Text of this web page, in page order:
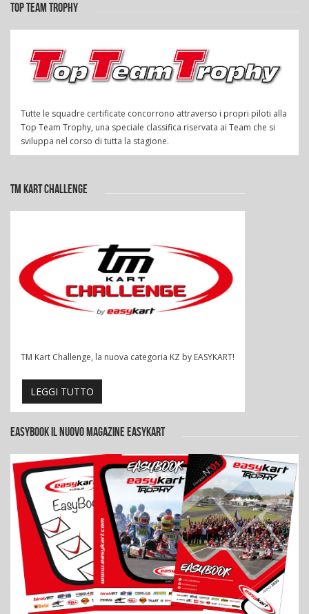
TOP TEAM TROPHY
Tutte le squadre certificate concorrono attraverso i propri piloti alla
Top Team Trophy, una speciale classifica riservata ai Team che si
sviluppa nel corso di tutta la stagione.
TM KART CHALLENGE
TM Kart Challenge, la nuova categoria KZ by EASYKART!
LEGGI TUTTO
EASYBOOK IL NUOVO MAGAZINE EASYKART